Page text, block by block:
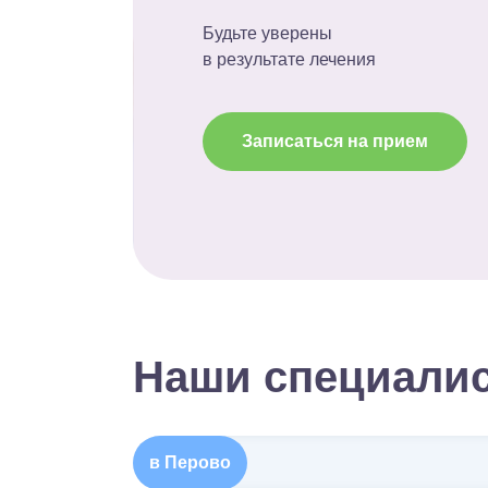
Будьте уверены
в результате лечения
Записаться на прием
Наши
в Перово